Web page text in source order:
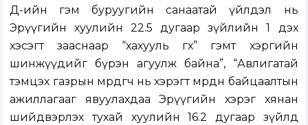
Д-ийн гэм буруугийн санаатай үйлдэл нь
Эрүүгийн хуулийн 22.5 дугаар зүйлийн 1 дэх
хэсэгт зааснаар “хахууль өгөх” гэмт хэргийн
шинжүүдийг бүрэн агуулж байна”, “Авлигатай
тэмцэх газрын мөрдөгч нь хэрэгт мөрдөн байцаалтын
ажиллагааг явуулахдаа Эрүүгийн хэрэг хянан
шийдвэрлэх тухай хуулийн 16.2 дугаар зүйлд